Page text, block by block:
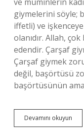
giymelerini söyle;
iffetli) ve
olanıdır. Allah,
edendir. Çarşaf
Çarşaf giymek
değil, başörtüsü
başörtüsünün
Devamını okuyun
Farz